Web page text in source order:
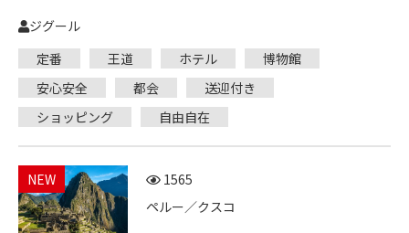
ジグール
定番
王道 ホテル
博物館
安心安全
都会
送迎付き
ショッピング
自由自在
NEW
1565
ペルー／クスコ